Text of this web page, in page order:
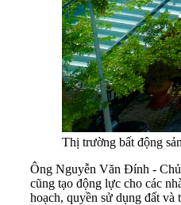
Thị trường bất động
Ông Nguyễn Văn Đính - Chủ
cũng tạo động lực cho các
hoạch, quyền sử dụng đất và